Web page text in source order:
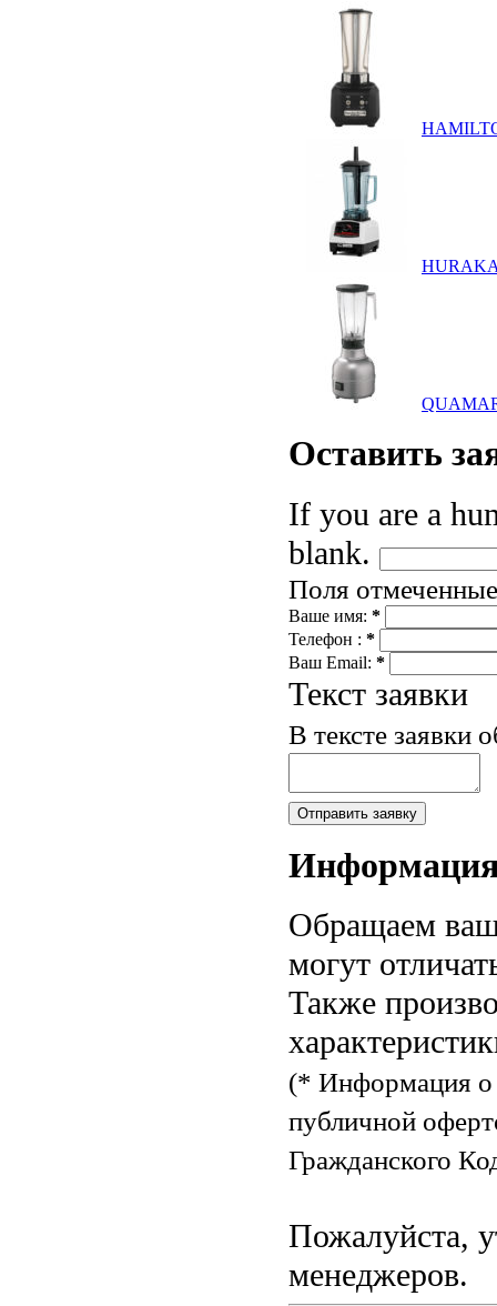
Оставить
If you are a
blank.
Поля
Ваше имя: *
Телефон : *
Ваш Email: *
Текст заявки
В тексте заявки
Обращаем
могут
Также
(* Информация о
публичной
Гражданского
Пожалуйста,
менеджеров.